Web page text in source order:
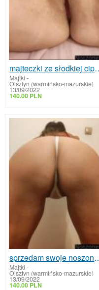
majteczki
Majtki -
Olsztyn (warmińsko-mazurskie)
13/09/2022
140.00 PLN
sprzedam
Majtki -
Olsztyn (warmińsko-mazurskie)
13/09/2022
140.00 PLN